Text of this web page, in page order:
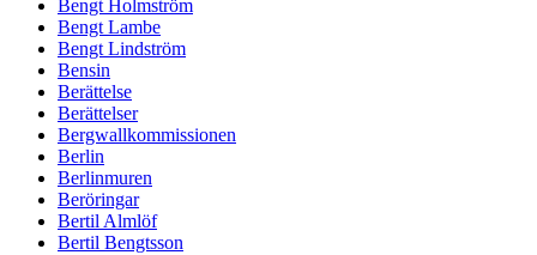
Bengt Holmström
Bengt Lambe
Bengt Lindström
Bensin
Berättelse
Berättelser
Bergwallkommissionen
Berlin
Berlinmuren
Beröringar
Bertil Almlöf
Bertil Bengtsson